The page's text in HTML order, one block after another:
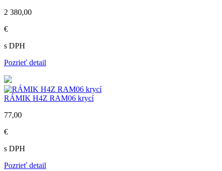
2 380,00
€
s DPH
Pozrieť detail
RÁMIK H4Z RAM06 krycí
77,00
€
s DPH
Pozrieť detail